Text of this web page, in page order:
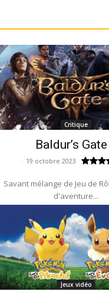
Critique
Baldur’s
- 19 octobre 2023
Savant mélange de Jeu de
d'aventure...
Jeux vidéo